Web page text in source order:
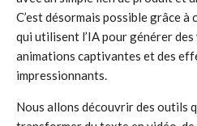
C’est désormais possible grâce
qui utilisent l’IA pour générer
animations captivantes et des
impressionnants.
Nous allons découvrir des outils